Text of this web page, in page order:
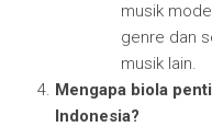
musik
genre dan
musik lain.
Mengapa biola
Indonesia?